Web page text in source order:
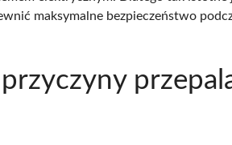
maksymalne bezpieczeństwo